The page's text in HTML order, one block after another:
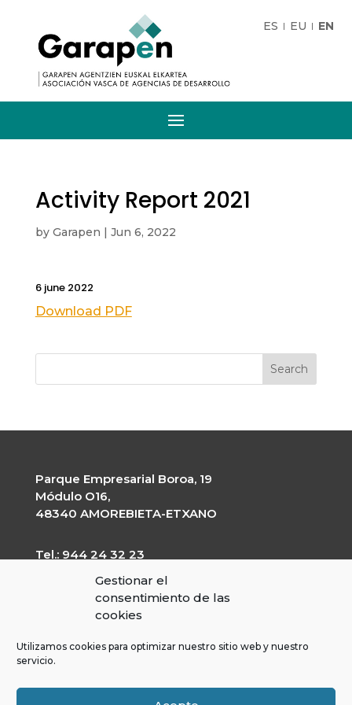
Gestionar el
consentimiento de las
cookies
Utilizamos cookies para optimizar nuestro sitio web y nuestro
servicio.
ES EU EN
Activity Report 2021
by Garapen | Jun 6, 2022
6 june 2022
Download PDF
Parque Empresarial Boroa, 19
Módulo O16,
48340 AMOREBIETA-ETXANO
Tel.: 944 24 32 23
CIF: G-20227203
Transparency Portal